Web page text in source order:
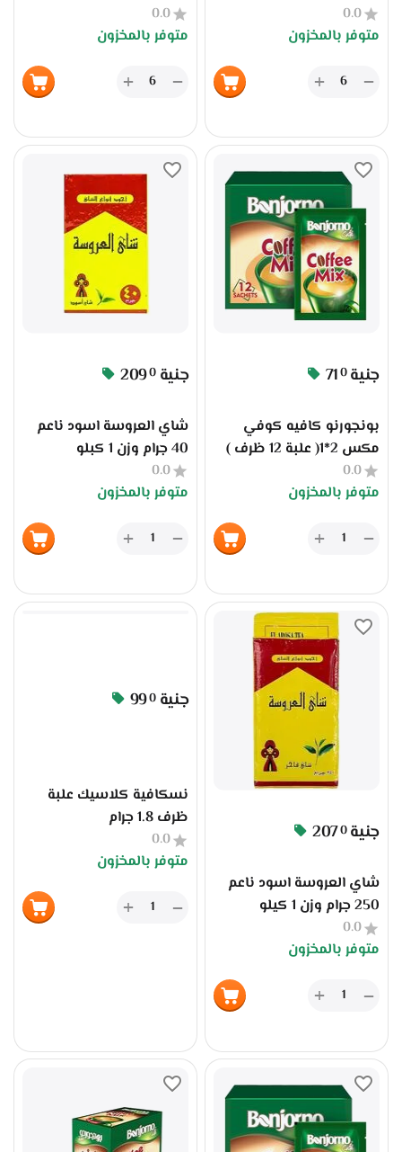
0.0
متوفر بالمخزون
+ −
0.0
متوفر بالمخزون
+ −
710 جنية
بونجورنو كافيه كوفي
مكس 2*1( علبة 12 ظرف )
0.0
متوفر بالمخزون
+ −
2090 جنية
شاي العروسة اسود ناعم
40 جرام وزن 1 كبلو
0.0
متوفر بالمخزون
+ −
2070 جنية
شاي العروسة اسود ناعم
250 جرام وزن 1 كيلو
0.0
متوفر بالمخزون
+ −
990 جنية
نسكافية كلاسيك علبة
ظرف 1.8 جرام
0.0
متوفر بالمخزون
+ −